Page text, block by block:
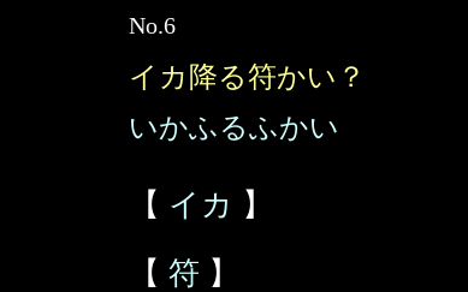
No.6
イカ降る符かい？
いかふるふかい
【 イカ 】
【 符 】